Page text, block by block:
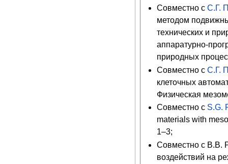
Совместно сС.Г.
методом
технических и
аппаратурно-
природных
Совместно сС.Г.
клеточных
Физическая
Совместно с S.G.
materials with
1–3;
Совместно с В.В.
воздействий на